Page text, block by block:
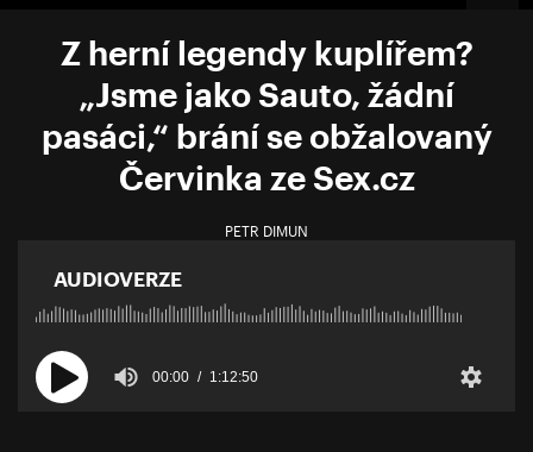
Z herní legendy kuplířem?
„Jsme jako Sauto, žádní
pasáci,“ brání se obžalovaný
Červinka ze Sex.cz
PETR DIMUN
AUDIOVERZE
00:00 1:12:50